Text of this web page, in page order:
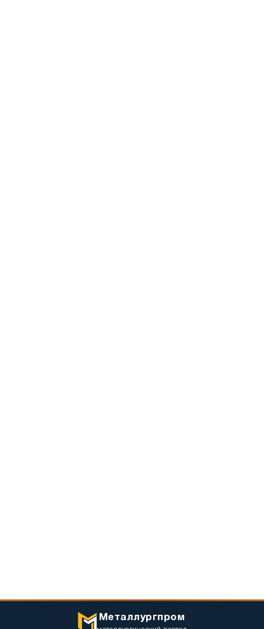
Металлургпром